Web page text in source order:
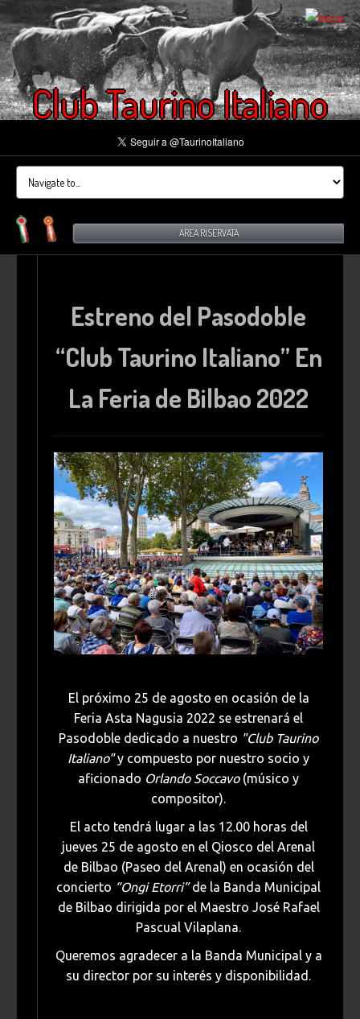
Club Taurino Italiano
AREA RISERVATA
Estreno del Pasodoble
“Club Taurino Italiano” En
La Feria de Bilbao 2022
El próximo 25 de agosto en ocasión de la
Feria Asta Nagusia 2022 se estrenará el
Pasodoble dedicado a nuestro "Club Taurino
Italiano"y compuesto por nuestro socio y
aficionado Orlando Soccavo(músico y
compositor).
El acto tendrá lugar a las 12.00 horas del
jueves 25 de agosto en el Qiosco del Arenal
de Bilbao (Paseo del Arenal) en ocasión del
concierto “Ongi Etorri”de la Banda Municipal
de Bilbao dirigida por el Maestro José Rafael
Pascual Vilaplana.
Queremos agradecer a la Banda Municipal y a
su director por su interés y disponibilidad.